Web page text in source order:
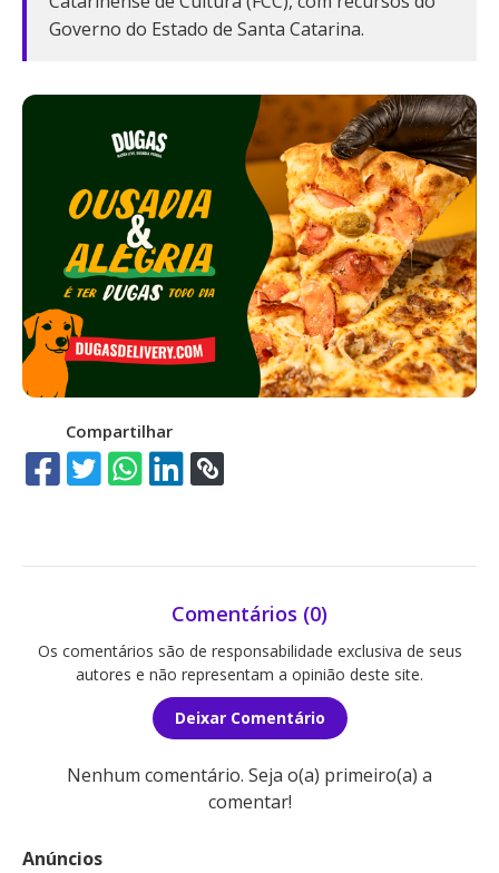
Governo do Estado de Santa Catarina.
Compartilhar
Comentários (0)
Os comentários são de responsabilidade exclusiva de seus
autores e não representam a opinião deste site.
Deixar Comentário
Nenhum comentário. Seja o(a) primeiro(a) a
comentar!
Anúncios